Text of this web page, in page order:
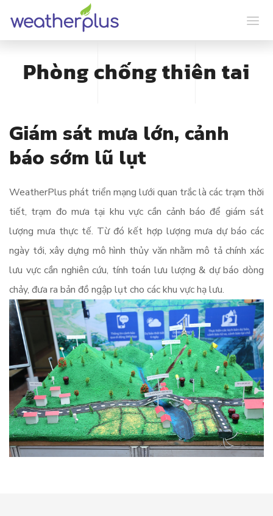
Phòng chống thiên tai
Giám sát mưa lớn, cảnh
báo sớm lũ lụt
WeatherPlus phát triển mạng lưới quan trắc là các trạm thời
tiết, trạm đo mưa tại khu vực cần cảnh báo để giám sát
lượng mưa thực tế. Từ đó kết hợp lượng mưa dự báo các
ngày tới, xây dựng mô hình thủy văn nhằm mô tả chính xác
lưu vực cần nghiên cứu, tính toán lưu lượng & dự báo dòng
chảy, đưa ra bản đồ ngập lụt cho các khu vực hạ lưu.